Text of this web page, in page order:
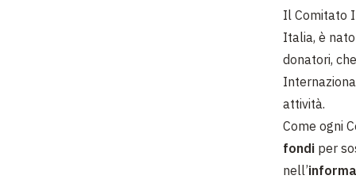
Il Comitato
Italia, è
donatori,
attività.
Come ogni
fondi per
nell’